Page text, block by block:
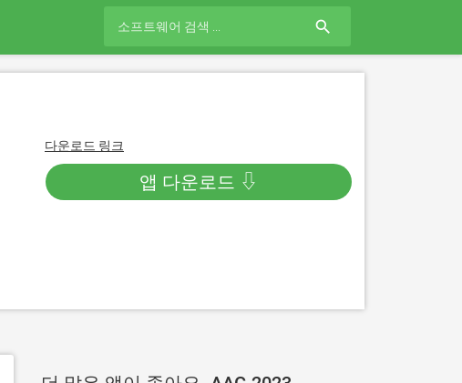
search
다운로드 링크
앱 다운로드 ⇩